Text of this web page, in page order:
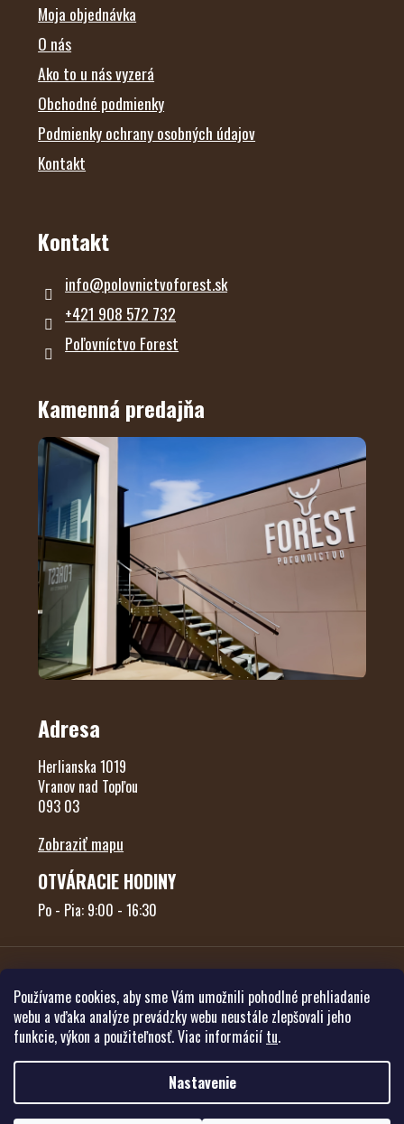
Používame cookies, aby sme Vám umožnili pohodlné prehliadanie
webu a vďaka analýze prevádzky webu neustále zlepšovali jeho
funkcie, výkon a použiteľnosť. Viac informácií tu.
Nastavenie
Moja objednávka
O nás
Ako to u nás vyzerá
Obchodné podmienky
Podmienky ochrany osobných údajov
Kontakt
Kontakt
info@polovnictvoforest.sk
+421 908 572 732
Poľovníctvo Forest
Kamenná predajňa
Adresa
Herlianska 1019
Vranov nad Topľou
093 03
Zobraziť mapu
OTVÁRACIE HODINY
Po - Pia: 9:00 - 16:30